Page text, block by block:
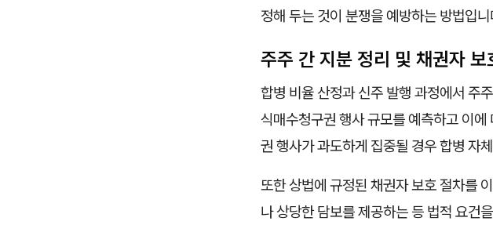
정해 두는 것이 분쟁을 예방하는 방법입니
주주 간 지분 정리 및 채권자 보
합병 비율 산정과 신주 발행 과정에서 주
식매수청구권 행사 규모를 예측하고 이
권 행사가 과도하게 집중될 경우 합병 자
또한 상법에 규정된 채권자 보호 절차를
나 상당한 담보를 제공하는 등 법적 요건